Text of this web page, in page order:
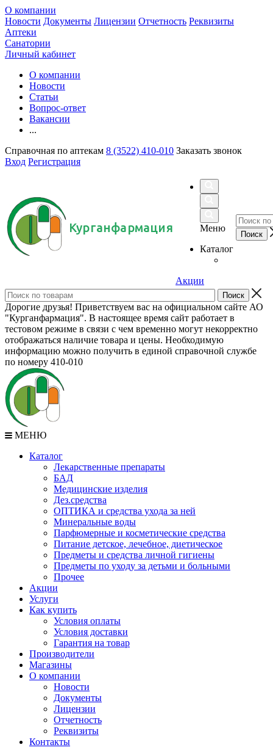
О компании
Новости Документы Лицензии Отчетность Реквизиты
Аптеки
Санатории
Личный кабинет
О компании
Новости
Статьи
Вопрос-ответ
Вакансии
...
Справочная по аптекам 8 (3522) 410-010 Заказать звонок
Вход Регистрация
Курганфармация
Меню
Каталог
Акции
Дорогие друзья! Приветствуем вас на официальном сайте АО
"Курганфармация". В настоящее время сайт работает в
тестовом режиме в связи с чем временно могут некорректно
отображаться наличие товара и цены. Необходимую
информацию можно получить в единой справочной службе
по номеру 410-010
МЕНЮ
Каталог
Лекарственные препараты
БАД
Медицинские изделия
Дез.средства
ОПТИКА и средства ухода за ней
Минеральные воды
Парфюмерные и косметические средства
Питание детское, лечебное, диетическое
Предметы и средства личной гигиены
Предметы по уходу за детьми и больными
Прочее
Акции
Услуги
Как купить
Условия оплаты
Условия доставки
Гарантия на товар
Производители
Магазины
О компании
Новости
Документы
Лицензии
Отчетность
Реквизиты
Контакты